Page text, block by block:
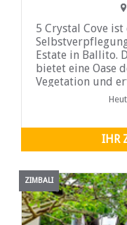
5 Crystal Cove
Estate in Ballito.
bietet eine Oase
Vegetation und
ist somit die
IHR
ZIMBALI